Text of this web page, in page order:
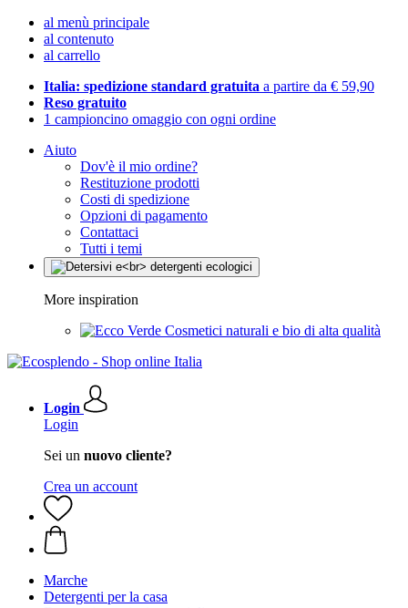
al menù principale
al contenuto
al carrello
Italia: spedizione standard gratuita a partire da € 59,90
Reso gratuito
1 campioncino omaggio con ogni ordine
Aiuto
Dov'è il mio ordine?
Restituzione prodotti
Costi di spedizione
Opzioni di pagamento
Contattaci
Tutti i temi
More inspiration
Cosmetici naturali e bio di alta qualità
Login
Login
Sei un nuovo cliente?
Crea un account
Marche
Detergenti per la casa